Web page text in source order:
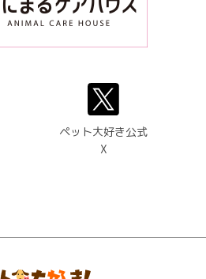
ペット大好き公式
X